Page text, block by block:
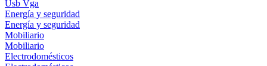
Usb Vga
Energía y seguridad
Energía y seguridad
Mobiliario
Mobiliario
Electrodomésticos